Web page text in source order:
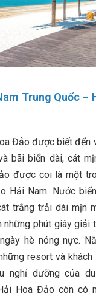
Trung Quốc –
Đảo được biết đến
bãi biển dài, cát
được coi là một
Hải Nam. Nước
trắng trải dài mịn
những phút giây giải
hè nóng nực.
resort và
nghỉ dưỡng của
Hoa Đảo còn có